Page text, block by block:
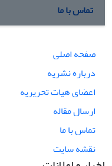
تماس با ما
صفحه اصلی
درباره نشریه
اعضای هیات تحریریه
ارسال مقاله
تماس با ما
نقشه سایت